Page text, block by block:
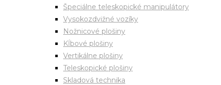
Špeciálne teleskopické manipulátory
Vysokozdvižné vozíky
Nožnicové plošiny
Kĺbové plošiny
Vertikálne plošiny
Teleskopické plošiny
Skladová technika